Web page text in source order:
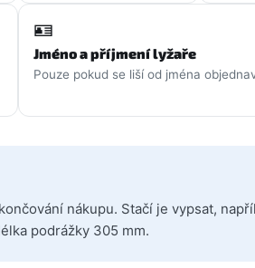
🪪
Jméno a příjmení lyžaře
Pouze pokud se liší od jména
nákupu. Stačí je vypsat,
podrážky 305 mm.